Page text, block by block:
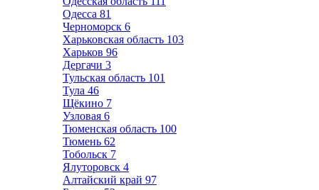
Одесса 81
Черноморск 6
Харьковская область 103
Харьков 96
Дергачи 3
Тульская область 101
Тула 46
Щёкино 7
Узловая 6
Тюменская область 100
Тюмень 62
Тобольск 7
Ялуторовск 4
Алтайский край 97